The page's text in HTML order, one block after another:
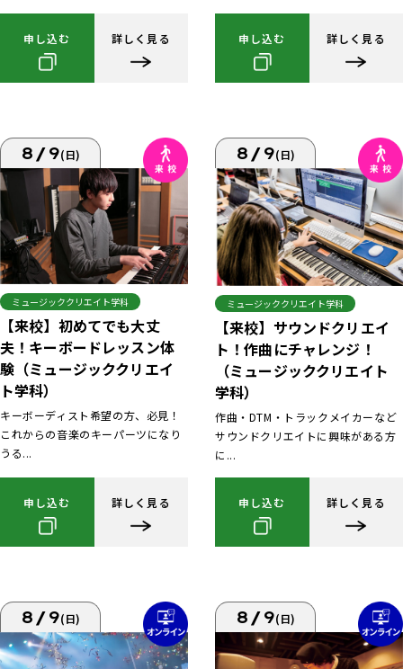
申し込む 詳しく見る 申し込む 詳しく見る
8/9(日)
ミュージッククリエイト学科
【来校】初めてでも大丈
夫！キーボードレッスン体
験（ミュージッククリエイ
ト学科）
キーボーディスト希望の方、必見！
これからの音楽のキーパーツになり
うる...
申し込む 詳しく見る
8/9(日)
ミュージッククリエイト学科
【来校】サウンドクリエイ
ト！作曲にチャレンジ！
（ミュージッククリエイト
学科）
作曲・DTM・トラックメイカーなど
サウンドクリエイトに興味がある方
に...
申し込む 詳しく見る
8/9(日) 8/9(日)